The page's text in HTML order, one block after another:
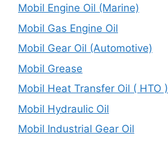
Mobil Engine Oil (Marine)
Mobil Gas Engine Oil
Mobil Gear Oil (Automotive)
Mobil Grease
Mobil Heat Transfer Oil ( HTO )
Mobil Hydraulic Oil
Mobil Industrial Gear Oil